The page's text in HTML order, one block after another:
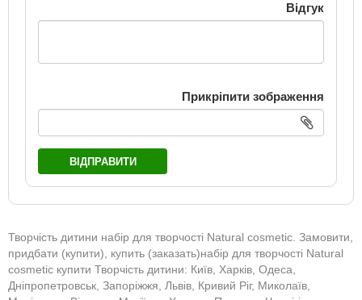
Відгук
Прикріпити зображення
ВІДПРАВИТИ
Творчість дитини набір для творчості Natural cosmetic. Замовити,
придбати (купити), купить (заказать)набір для творчості Natural
cosmetic купити Творчість дитини: Київ, Харків, Одеса,
Дніпропетровськ, Запоріжжя, Львів, Кривий Ріг, Миколаїв,